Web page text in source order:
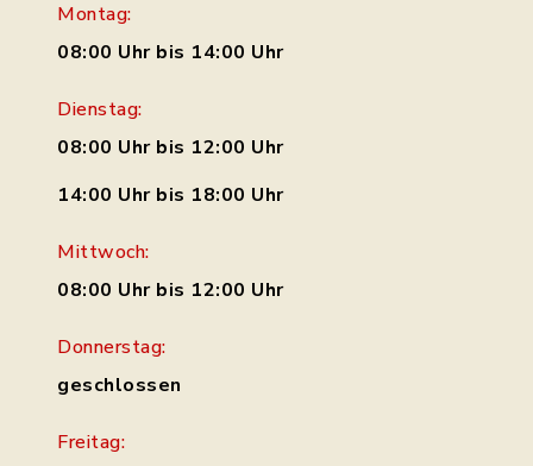
Montag:
08:00 Uhr bis 14:00 Uhr
Dienstag:
08:00 Uhr bis 12:00 Uhr
14:00 Uhr bis 18:00 Uhr
Mittwoch:
08:00 Uhr bis 12:00 Uhr
Donnerstag:
geschlossen
Freitag: